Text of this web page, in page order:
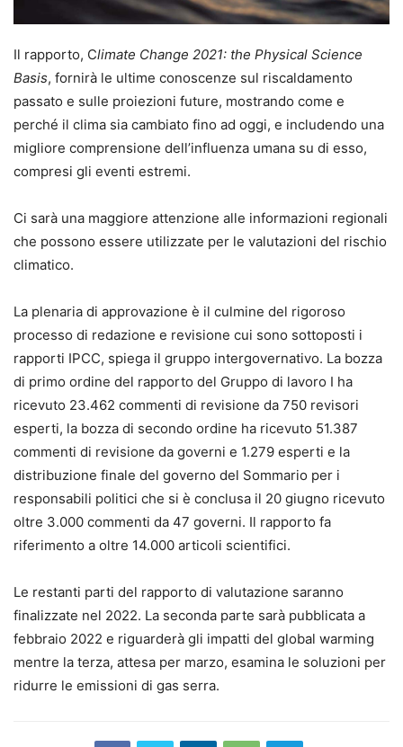
Il rapporto, Climate Change 2021: the Physical Science
Basis, fornirà le ultime conoscenze sul riscaldamento
passato e sulle proiezioni future, mostrando come e
perché il clima sia cambiato fino ad oggi, e includendo una
migliore comprensione dell’influenza umana su di esso,
compresi gli eventi estremi.
Ci sarà una maggiore attenzione alle informazioni regionali
che possono essere utilizzate per le valutazioni del rischio
climatico.
La plenaria di approvazione è il culmine del rigoroso
processo di redazione e revisione cui sono sottoposti i
rapporti IPCC, spiega il gruppo intergovernativo. La bozza
di primo ordine del rapporto del Gruppo di lavoro I ha
ricevuto 23.462 commenti di revisione da 750 revisori
esperti, la bozza di secondo ordine ha ricevuto 51.387
commenti di revisione da governi e 1.279 esperti e la
distribuzione finale del governo del Sommario per i
responsabili politici che si è conclusa il 20 giugno ricevuto
oltre 3.000 commenti da 47 governi. Il rapporto fa
riferimento a oltre 14.000 articoli scientifici.
Le restanti parti del rapporto di valutazione saranno
finalizzate nel 2022. La seconda parte sarà pubblicata a
febbraio 2022 e riguarderà gli impatti del global warming
mentre la terza, attesa per marzo, esamina le soluzioni per
ridurre le emissioni di gas serra.